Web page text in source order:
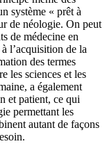
système « prêt à
de néologie. On peut
de médecine en
l’acquisition de la
des termes
les sciences et les
a également
et patient, ce qui
permettant les
autant de façons